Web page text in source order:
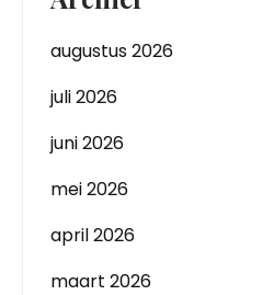
augustus 2026
juli 2026
juni 2026
mei 2026
april 2026
maart 2026